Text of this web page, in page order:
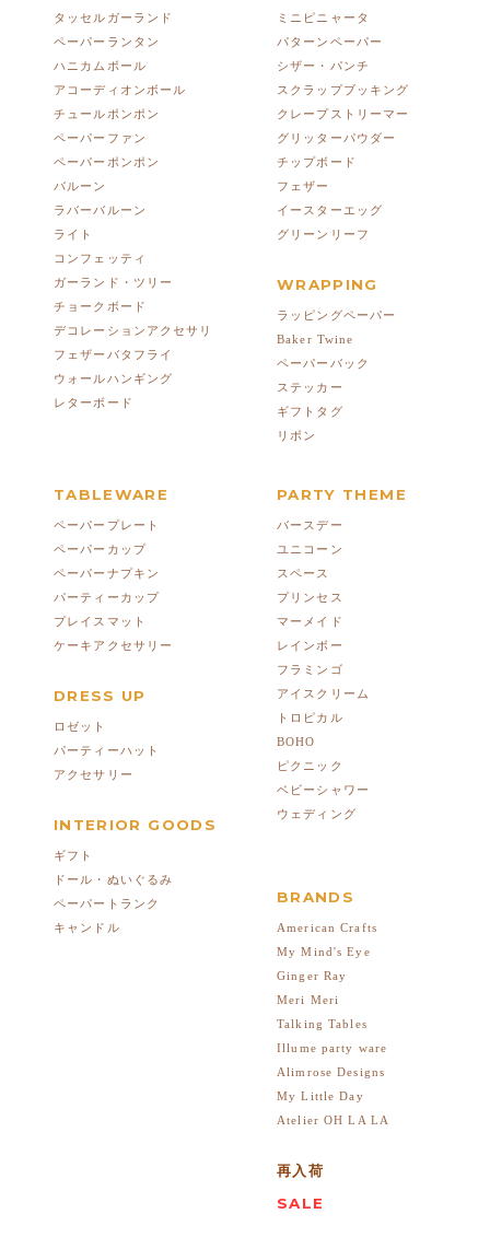
タッセルガーランド
ペーパーランタン
ハニカムボール
アコーディオンボール
チュールポンポン
ペーパーファン
ペーパーポンポン
バルーン
ラバーバルーン
ライト
コンフェッティ
ガーランド・ツリー
チョークボード
デコレーションアクセサリ
フェザーバタフライ
ウォールハンギング
レターボード
ミニピニャータ
パターンペーパー
シザー・パンチ
スクラップブッキング
クレープストリーマー
グリッターパウダー
チップボード
フェザー
イースターエッグ
グリーンリーフ
WRAPPING
ラッピングペーパー
Baker Twine
ペーパーバック
ステッカー
ギフトタグ
リボン
TABLEWARE
ペーパープレート
ペーパーカップ
ペーパーナプキン
パーティーカップ
プレイスマット
ケーキアクセサリー
DRESS UP
ロゼット
パーティーハット
アクセサリー
INTERIOR GOODS
ギフト
ドール・ぬいぐるみ
ペーパートランク
キャンドル
PARTY THEME
バースデー
ユニコーン
スペース
プリンセス
マーメイド
レインボー
フラミンゴ
アイスクリーム
トロピカル
BOHO
ピクニック
ベビーシャワー
ウェディング
BRANDS
American Crafts
My Mind's Eye
Ginger Ray
Meri Meri
Talking Tables
Illume party ware
Alimrose Designs
My Little Day
Atelier OH LA LA
再入荷
SALE